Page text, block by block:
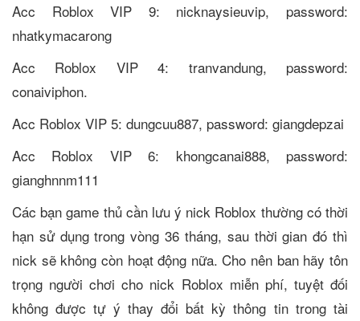
Acc Roblox VIP 9: nicknaysieuvip, password:
nhatkymacarong
Acc Roblox VIP 4: tranvandung, password:
conaiviphon.
Acc Roblox VIP 5: dungcuu887, password: giangdepzai
Acc Roblox VIP 6: khongcanai888, password:
gianghnnm111
Các bạn game thủ cần lưu ý nick Roblox thường có thời
hạn sử dụng trong vòng 36 tháng, sau thời gian đó thì
nick sẽ không còn hoạt động nữa. Cho nên ban hãy tôn
trọng người chơi cho nick Roblox miễn phí, tuyệt đối
không được tự ý thay đổi bất kỳ thông tin trong tài